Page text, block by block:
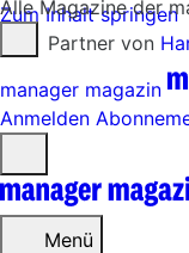
Zum Inhalt springen
Partner von
manager magazin
Anmelden
öffnen
Menü
Alle Magazine der